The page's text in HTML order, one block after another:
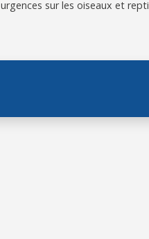
urgences sur les oiseaux et